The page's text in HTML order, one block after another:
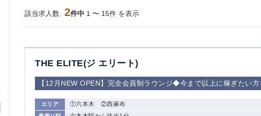
該当求人数 2件中 1 〜 15件 を表示
THE ELITE(ジ エリート)
【12月NEW OPEN】完全会員制ラウンジ◆今まで以上に稼ぎたい
エリア ①六本木 ②西麻布
ひばりヶ丘（北
学芸大学
の好立地！
「赤羽駅」から
徒歩2分 ②東
京メトロ南北線
「赤羽岩淵駅」
から徒歩10分
宿
①歌舞伎町 ②
新宿
①銀座 ②新橋